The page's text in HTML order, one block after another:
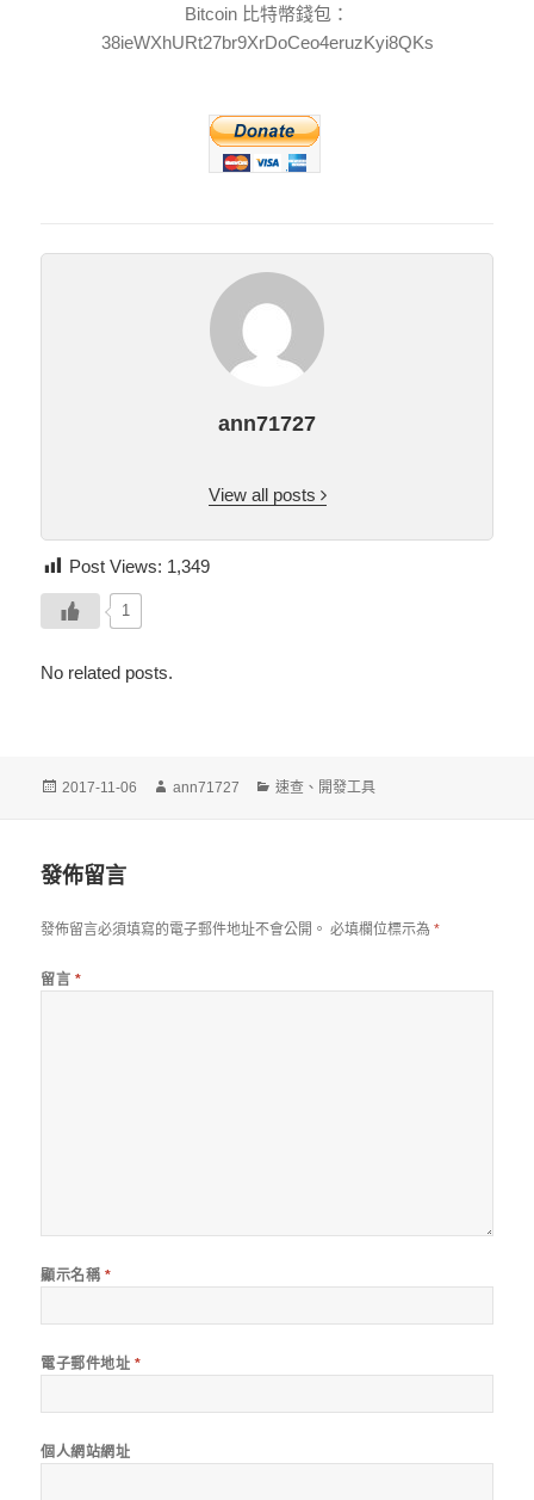
Bitcoin 比特幣錢包：
38ieWXhURt27br9XrDoCeo4eruzKyi8QKs
ann71727
View all posts
Post Views: 1,349
1
No related posts.
發
2017-11-06
作
ann71727
分
速查 、 開發工具
發佈留言
發佈留言必須填寫的電子郵件地址不會公開。 必填欄位標示為*
留言 *
顯示名稱 *
電子郵件地址 *
個人網站網址